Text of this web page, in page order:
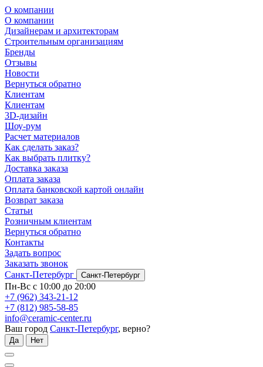
О компании
О компании
Дизайнерам и архитекторам
Строительным организациям
Бренды
Отзывы
Новости
Вернуться обратно
Клиентам
Клиентам
3D-дизайн
Шоу-рум
Расчет материалов
Как сделать заказ?
Как выбрать плитку?
Доставка заказа
Оплата заказа
Оплата банковской картой онлайн
Возврат заказа
Статьи
Розничным клиентам
Вернуться обратно
Контакты
Задать вопрос
Заказать звонок
Санкт-Петербург
Санкт-Петербург
Пн-Вс с 10:00 до 20:00
+7 (962) 343-21-12
+7 (812) 985-58-85
info@ceramic-center.ru
Ваш город Санкт-Петербург, верно?
Да Нет